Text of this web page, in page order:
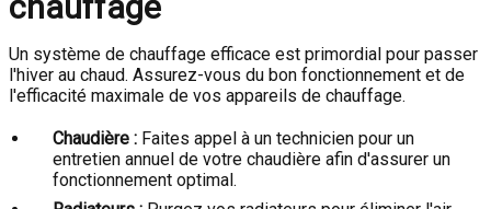
Un système de chauffage efficace est primordial pour passer
l'hiver au chaud. Assurez-vous du bon fonctionnement et de
l'efficacité maximale de vos appareils de chauffage.
Chaudière : Faites appel à un technicien pour un
entretien annuel de votre chaudière afin d'assurer un
fonctionnement optimal.